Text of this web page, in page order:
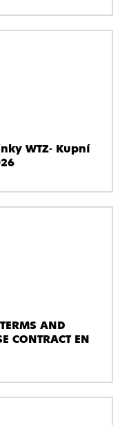
WTZ- Kupní
AND
CONTRACT EN